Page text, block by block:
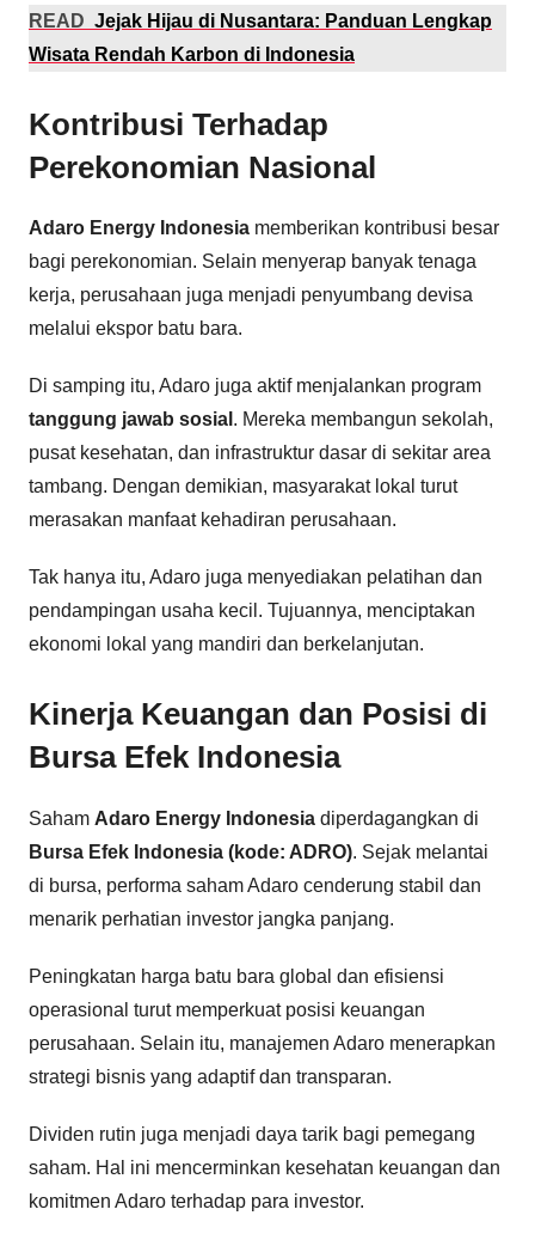
READ Jejak Hijau di Nusantara: Panduan Lengkap
Wisata Rendah Karbon di Indonesia
Kontribusi Terhadap
Perekonomian Nasional
Adaro Energy Indonesia memberikan kontribusi besar
bagi perekonomian. Selain menyerap banyak tenaga
kerja, perusahaan juga menjadi penyumbang devisa
melalui ekspor batu bara.
Di samping itu, Adaro juga aktif menjalankan program
tanggung jawab sosial . Mereka membangun sekolah,
pusat kesehatan, dan infrastruktur dasar di sekitar area
tambang. Dengan demikian, masyarakat lokal turut
merasakan manfaat kehadiran perusahaan.
Tak hanya itu, Adaro juga menyediakan pelatihan dan
pendampingan usaha kecil. Tujuannya, menciptakan
ekonomi lokal yang mandiri dan berkelanjutan.
Kinerja Keuangan dan Posisi di
Bursa Efek Indonesia
Saham Adaro Energy Indonesia diperdagangkan di
Bursa Efek Indonesia (kode: ADRO). Sejak melantai
di bursa, performa saham Adaro cenderung stabil dan
menarik perhatian investor jangka panjang.
Peningkatan harga batu bara global dan efisiensi
operasional turut memperkuat posisi keuangan
perusahaan. Selain itu, manajemen Adaro menerapkan
strategi bisnis yang adaptif dan transparan.
Dividen rutin juga menjadi daya tarik bagi pemegang
saham. Hal ini mencerminkan kesehatan keuangan dan
komitmen Adaro terhadap para investor.